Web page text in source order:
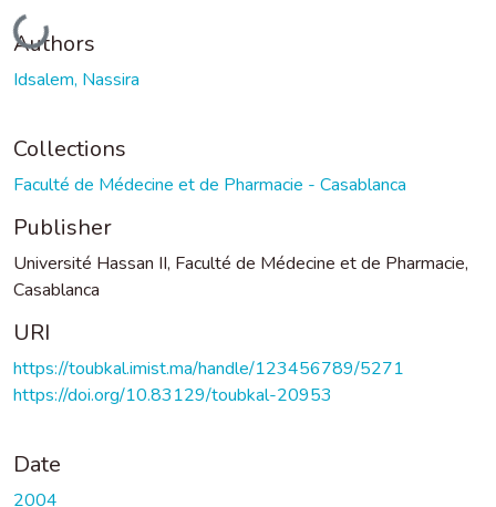
Loading...
Authors
Idsalem, Nassira
Collections
Faculté de Médecine et de Pharmacie - Casablanca
Publisher
Université Hassan II, Faculté de Médecine et de Pharmacie,
Casablanca
URI
https://toubkal.imist.ma/handle/123456789/5271
https://doi.org/10.83129/toubkal-20953
Date
2004